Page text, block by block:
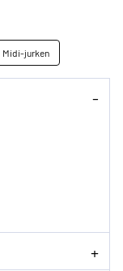
Midi-jurken